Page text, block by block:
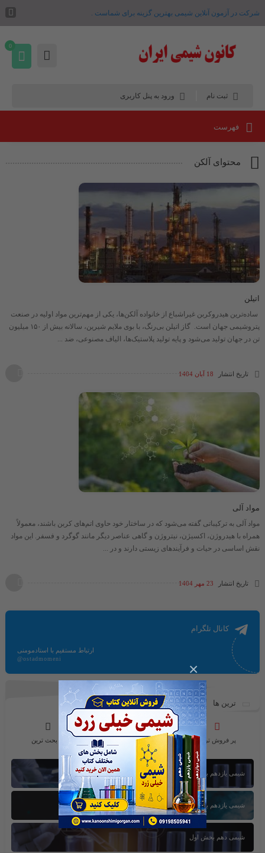
×
شرکت در آزمون آنلاین شیمی بهترین گزینه برای شماست .
ثبت نام ورود به پنل کاربری
0
فهرست
محتوای آلکن
اتیلن
ساده‌ترین هیدروکربن غیراشباع از خانواده آلکن‌ها، یکی از مهم‌ترین مواد اولیه در صنعت
پتروشیمی جهان است. گاز اتیلن بی‌رنگ، با بوی ملایم شیرین، سالانه بیش از ۱۵۰ میلیون
تن در جهان تولید می‌شود و پایه تولید پلاستیک‌ها، الیاف مصنوعی، ضد ...
تاریخ انتشار 18 آبان 1404
مواد آلی
مواد آلی به ترکیباتی گفته می‌شود که در ساختار خود حاوی اتم‌های کربن باشند، معمولاً
همراه با هیدروژن، اکسیژن، نیتروژن و گاهی عناصر دیگر مانند گوگرد و فسفر. این مواد
نقش اساسی در حیات و فرآیندهای زیستی دارند و در ...
تاریخ انتشار 23 مهر 1404
کانال تلگرام
ارتباط مستقیم با استادمومنی
@ostadmomeni
ترین ها
پر فروش ترین محبوب ترین ها پر بحث ترین
شیمی یازدهم بخش اول
شیمی یازدهم بخش سوم
شیمی دهم بخش اول